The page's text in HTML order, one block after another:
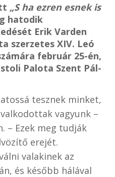
„S ha ezren esnek is
hatodik
Erik Varden
szerzetes XIV. Leó
február 25-én,
Palota Szent Pál-
tesznek minket,
vagyunk –
– Ezek meg tudják
erejét.
valakinek az
és később hálával